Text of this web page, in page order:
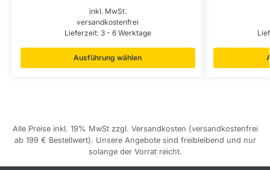
inkl. MwSt.
versandkostenfrei
Lieferzeit: 3 - 6 Werktage
Ausführung wählen
Alle Preise inkl. 19% MwSt zzgl. Versandkosten (versandkostenfrei
ab 199 € Bestellwert). Unsere Angebote sind freibleibend und nur
solange der Vorrat reicht.